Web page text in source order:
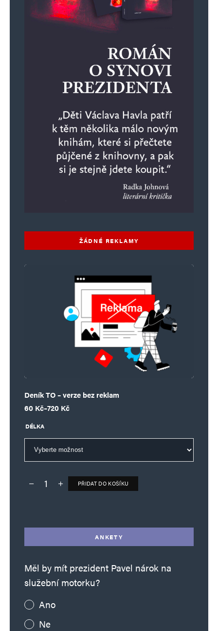
ŽÁDNÉ REKLAMY
Deník TO – verze bez reklam
60 Kč–720 Kč
Rozpětí cen: 60 Kč až 720 Kč
DÉLKA
Deník TO – verze bez reklam množství
PŘIDAT DO KOŠÍKU
ANKETY
Měl by mít prezident Pavel nárok na
služební motorku?
Ano
Ne